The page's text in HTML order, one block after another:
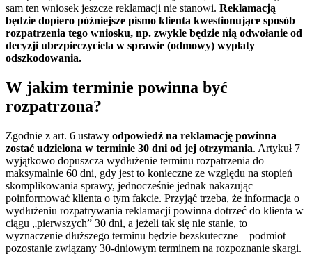
sam ten wniosek jeszcze reklamacji nie stanowi. Reklamacją
będzie dopiero późniejsze pismo klienta kwestionujące sposób
rozpatrzenia tego wniosku, np. zwykle będzie nią odwołanie od
decyzji ubezpieczyciela w sprawie (odmowy) wypłaty
odszkodowania.
W jakim terminie powinna być
rozpatrzona?
Zgodnie z art. 6 ustawy odpowiedź na reklamację powinna
zostać udzielona w terminie 30 dni od jej otrzymania. Artykuł 7
wyjątkowo dopuszcza wydłużenie terminu rozpatrzenia do
maksymalnie 60 dni, gdy jest to konieczne ze względu na stopień
skomplikowania sprawy, jednocześnie jednak nakazując
poinformować klienta o tym fakcie. Przyjąć trzeba, że informacja o
wydłużeniu rozpatrywania reklamacji powinna dotrzeć do klienta w
ciągu „pierwszych” 30 dni, a jeżeli tak się nie stanie, to
wyznaczenie dłuższego terminu będzie bezskuteczne – podmiot
pozostanie związany 30-dniowym terminem na rozpoznanie skargi.